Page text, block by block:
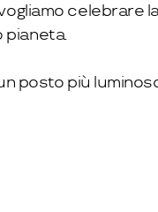
celebrare
pianeta.
posto più